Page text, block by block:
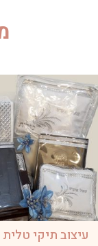
טלית ותפילין